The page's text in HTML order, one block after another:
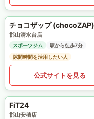
チョコザップ (chocoZAP)
郡山清水台店
スポーツジム
駅から徒歩7分
隙間時間を活用したい人
公式サイトを見る
FiT24
郡山安積店